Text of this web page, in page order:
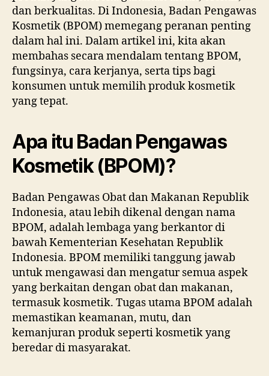
dan berkualitas. Di Indonesia, Badan Pengawas
Kosmetik (BPOM) memegang peranan penting
dalam hal ini. Dalam artikel ini, kita akan
membahas secara mendalam tentang BPOM,
fungsinya, cara kerjanya, serta tips bagi
konsumen untuk memilih produk kosmetik
yang tepat.
Apa itu Badan Pengawas
Kosmetik (BPOM)?
Badan Pengawas Obat dan Makanan Republik
Indonesia, atau lebih dikenal dengan nama
BPOM, adalah lembaga yang berkantor di
bawah Kementerian Kesehatan Republik
Indonesia. BPOM memiliki tanggung jawab
untuk mengawasi dan mengatur semua aspek
yang berkaitan dengan obat dan makanan,
termasuk kosmetik. Tugas utama BPOM adalah
memastikan keamanan, mutu, dan
kemanjuran produk seperti kosmetik yang
beredar di masyarakat.